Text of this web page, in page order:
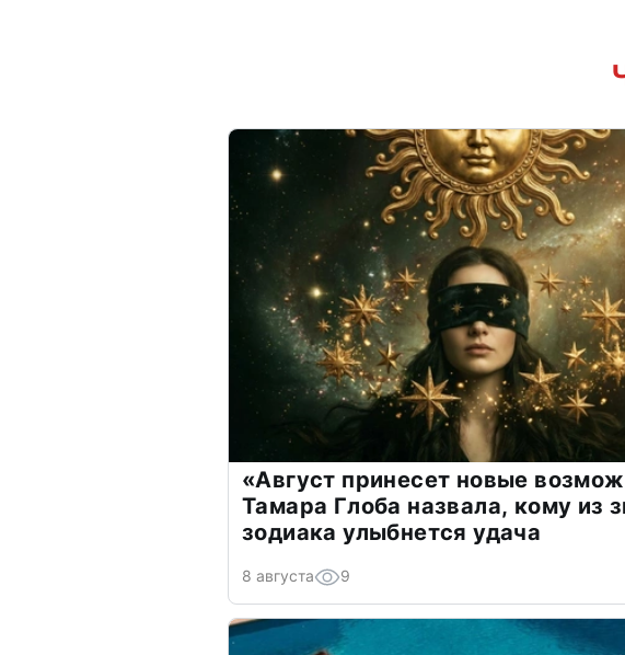
«Август принесет новые
Тамара Глоба назвала, кому из
зодиака улыбнется удача
8 августа 9